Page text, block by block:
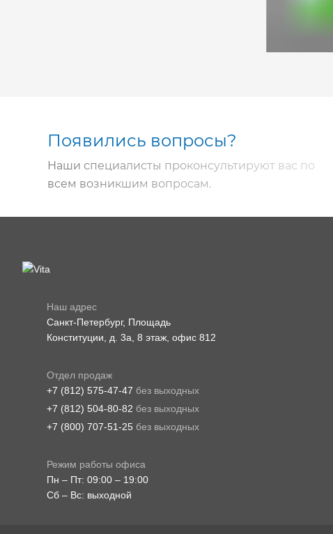
Появились вопросы?
Наши специалисты проконсультируют вас по
всем возникшим вопросам.
Наш адрес
Санкт-Петербург, Площадь
Конституции, д. 3а, 8 этаж, офис 812
Отдел продаж
+7 (812) 575-47-47 без выходных
+7 (812) 504-80-82 без выходных
+7 (800) 707-51-25 без выходных
Режим работы офиса
Пн – Пт: 09:00 – 19:00
Сб – Вс: выходной